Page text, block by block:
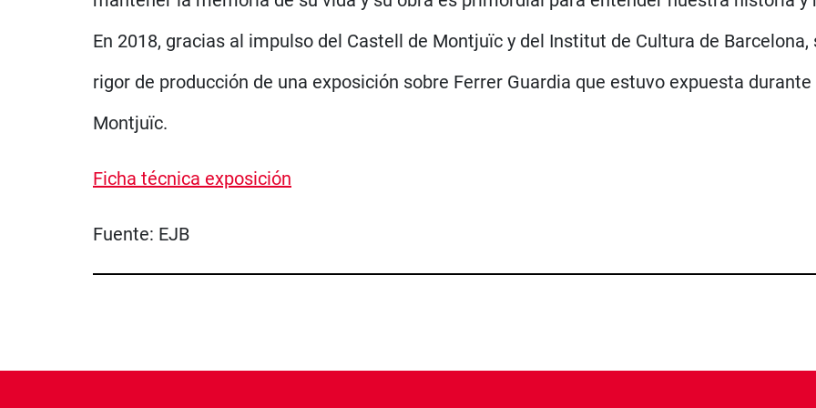
En 2018, gracias al impulso del Castell de Montjuïc y del Institut de Cultura de
rigor de producción de una exposición sobre Ferrer Guardia que estuvo expuesta
Montjuïc.
Ficha técnica exposición
Fuente: EJB